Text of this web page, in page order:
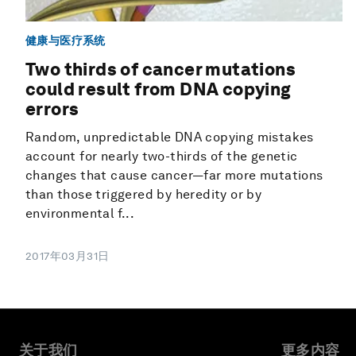
健康与医疗系统
Two thirds of cancer mutations
could result from DNA copying
errors
Random, unpredictable DNA copying mistakes
account for nearly two-thirds of the genetic
changes that cause cancer—far more mutations
than those triggered by heredity or by
environmental f...
2017年03月31日
关于我们 更多内容